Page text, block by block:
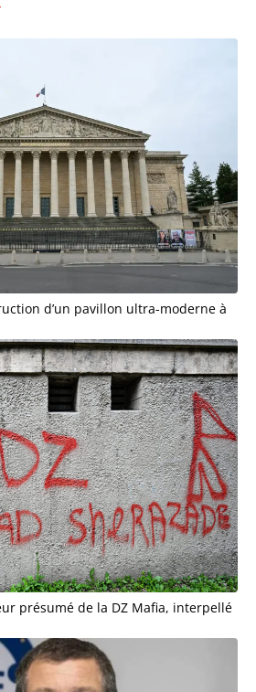
d’un pavillon ultra-moderne à
présumé de la DZ Mafia, interpellé